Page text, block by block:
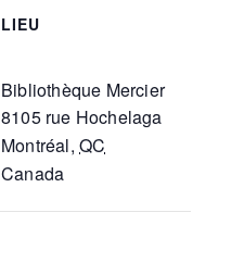
LIEU
Bibliothèque Mercier
8105 rue Hochelaga
Montréal, QC
Canada